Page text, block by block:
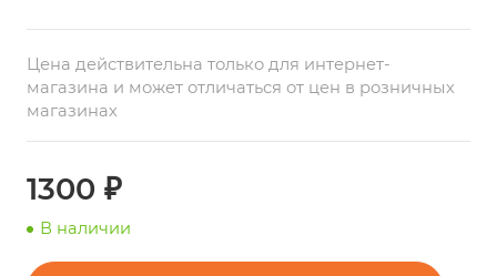
Цена действительна только для интернет-
магазина и может отличаться от цен в розничных
магазинах
1300 ₽
В наличии